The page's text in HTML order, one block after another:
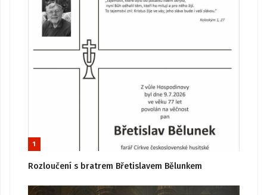
1
Rozloučení s bratrem Břetislavem Bělunkem